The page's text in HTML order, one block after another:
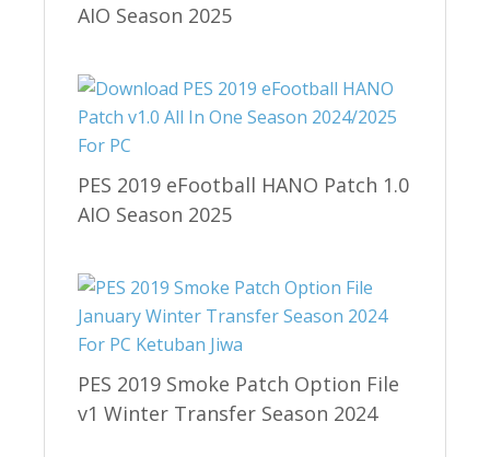
AIO Season 2025
PES 2019 eFootball HANO Patch 1.0
AIO Season 2025
PES 2019 Smoke Patch Option File
v1 Winter Transfer Season 2024